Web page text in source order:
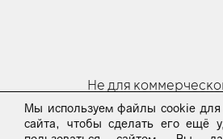
Не для
© 2023-24
Мы используем файлы cookie для
сайта, чтобы сделать его ещё